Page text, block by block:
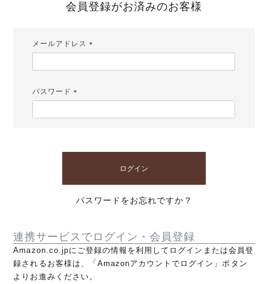
会員登録がお済みのお客様
メールアドレス
パスワード
ログイン
パスワードをお忘れですか？
連携サービスでログイン・会員登録
Amazon.co.jpにご登録の情報を利用してログインまたは会員登
録されるお客様は、「Amazonアカウントでログイン」ボタン
よりお進みください。